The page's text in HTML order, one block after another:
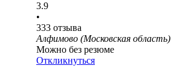
3.9
•
333 отзыва
Алфимово (Московская область)
Можно без резюме
Откликнуться